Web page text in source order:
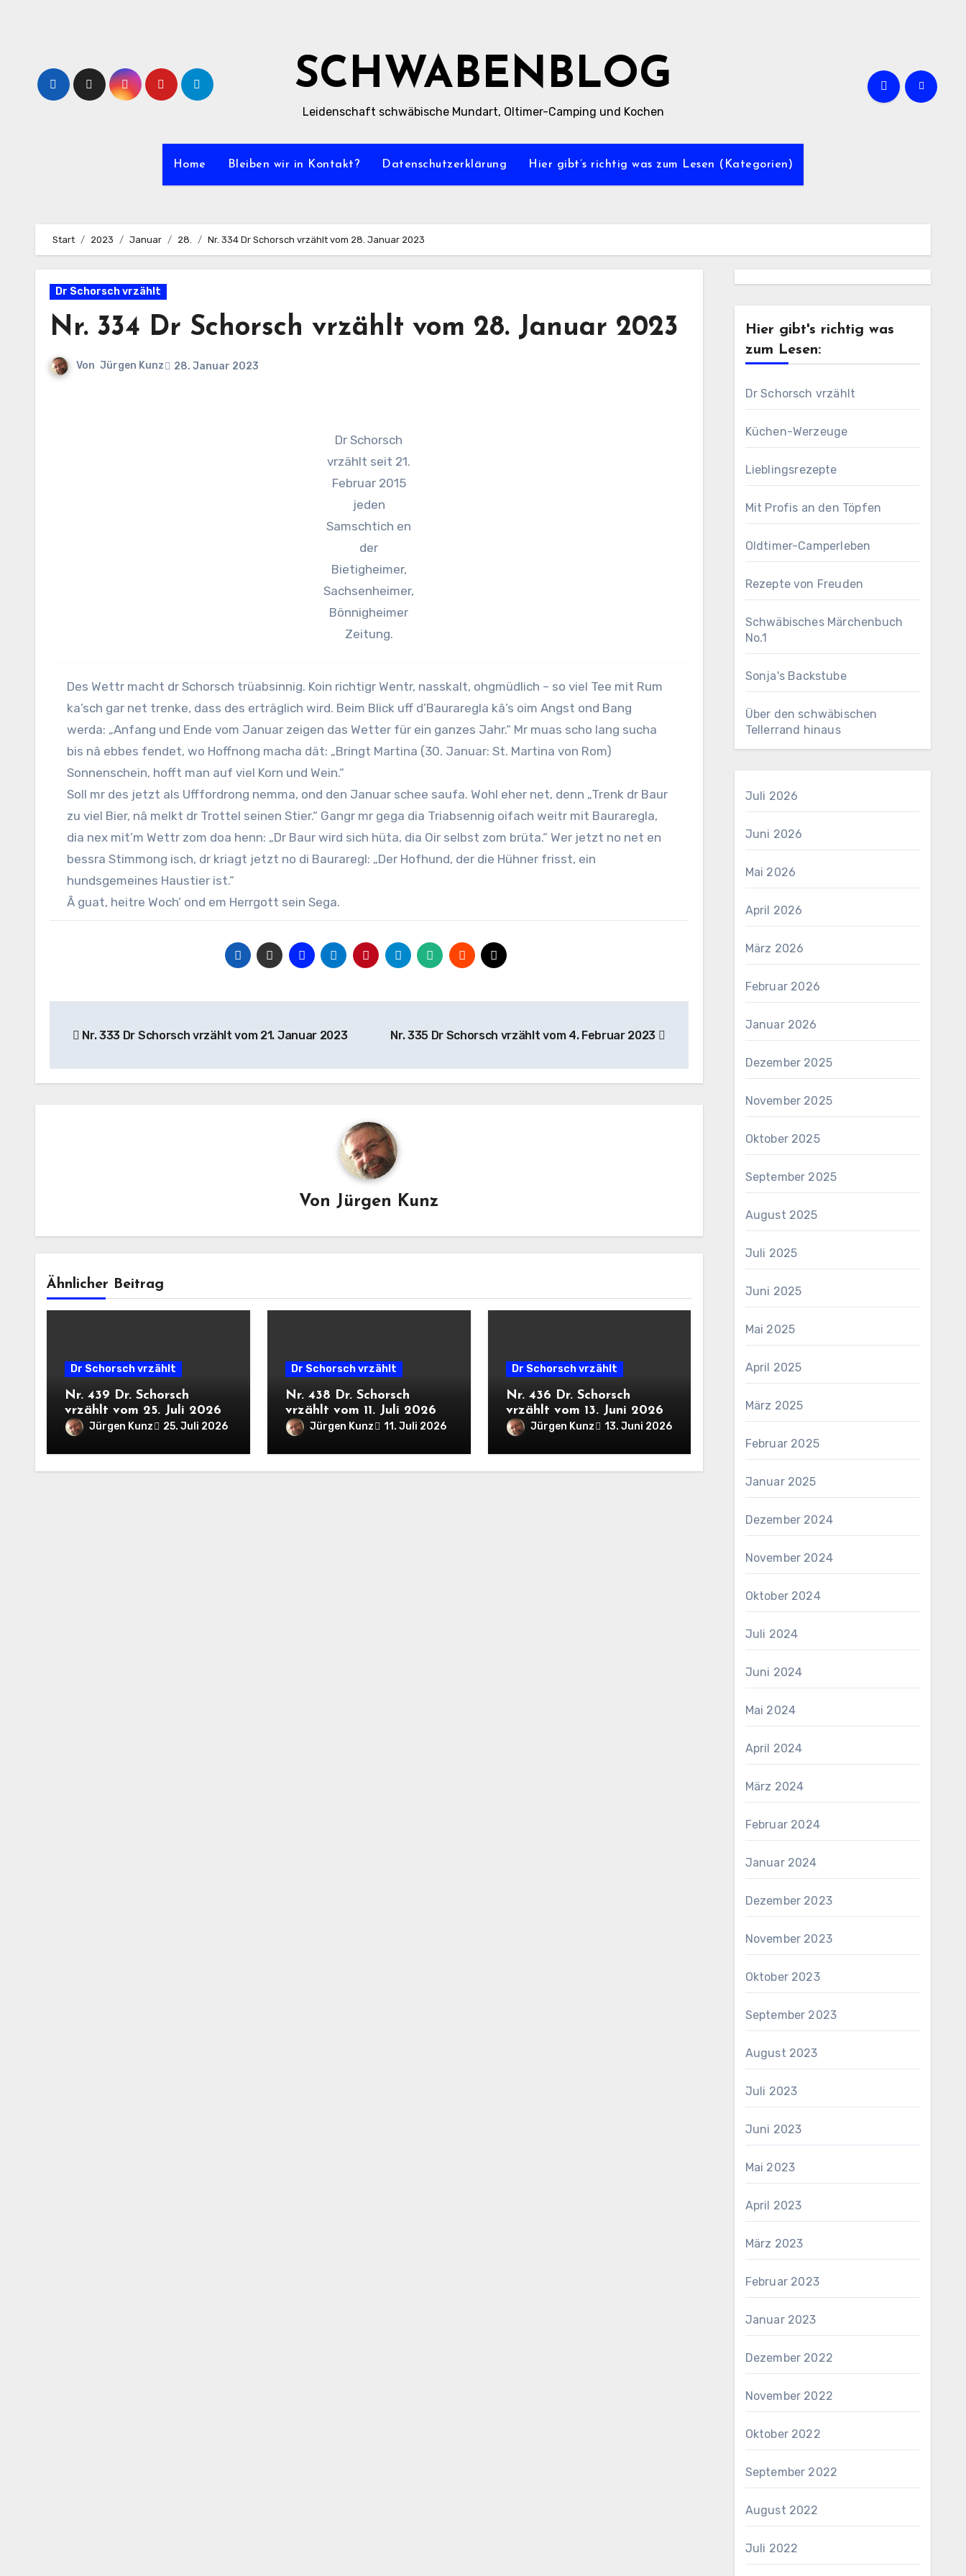
SCHWABENBLOG
Leidenschaft schwäbische Mundart, Oltimer-Camping und Kochen
Home Bleiben wir in Kontakt? Datenschutzerklärung Hier gibt’s richtig was zum Lesen (Kategorien)
Start 2023 Januar 28. Nr. 334 Dr Schorsch vrzählt vom 28. Januar 2023
Dr Schorsch vrzählt
Nr. 334 Dr Schorsch vrzählt vom 28. Januar 2023
Von Jürgen Kunz 28. Januar 2023
Dr Schorsch
vrzählt seit 21.
Februar 2015
jeden
Samschtich en
der
Bietigheimer,
Sachsenheimer,
Bönnigheimer
Zeitung.
Des Wettr macht dr Schorsch trüabsinnig. Koin richtigr Wentr, nasskalt, ohgmüdlich – so viel Tee mit Rum
ka’sch gar net trenke, dass des erträglich wird. Beim Blick uff d’Bauraregla kâ’s oim Angst ond Bang
werda: „Anfang und Ende vom Januar zeigen das Wetter für ein ganzes Jahr.“ Mr muas scho lang sucha
bis nâ ebbes fendet, wo Hoffnong macha dät: „Bringt Martina (30. Januar: St. Martina von Rom)
Sonnenschein, hofft man auf viel Korn und Wein.“
Soll mr des jetzt als Ufffordrong nemma, ond den Januar schee saufa. Wohl eher net, denn „Trenk dr Baur
zu viel Bier, nâ melkt dr Trottel seinen Stier.“ Gangr mr gega dia Triabsennig oifach weitr mit Bauraregla,
dia nex mit’m Wettr zom doa henn: „Dr Baur wird sich hüta, dia Oir selbst zom brüta.“ Wer jetzt no net en
bessra Stimmong isch, dr kriagt jetzt no di Bauraregl: „Der Hofhund, der die Hühner frisst, ein
hundsgemeines Haustier ist.“
Â guat, heitre Woch’ ond em Herrgott sein Sega.
Nr. 333 Dr Schorsch vrzählt vom 21. Januar 2023 Nr. 335 Dr Schorsch vrzählt vom 4. Februar 2023
Von Jürgen Kunz
Ähnlicher Beitrag
Dr Schorsch vrzählt
Nr. 439 Dr. Schorsch
vrzählt vom 25. Juli 2026
Jürgen Kunz 25. Juli 2026
Dr Schorsch vrzählt
Nr. 438 Dr. Schorsch
vrzählt vom 11. Juli 2026
Jürgen Kunz 11. Juli 2026
Dr Schorsch vrzählt
Nr. 436 Dr. Schorsch
vrzählt vom 13. Juni 2026
Jürgen Kunz 13. Juni 2026
Hier gibt's richtig was
zum Lesen:
Dr Schorsch vrzählt
Küchen-Werzeuge
Lieblingsrezepte
Mit Profis an den Töpfen
Oldtimer-Camperleben
Rezepte von Freuden
Schwäbisches Märchenbuch
No.1
Sonja's Backstube
Über den schwäbischen
Tellerrand hinaus
Juli 2026
Juni 2026
Mai 2026
April 2026
März 2026
Februar 2026
Januar 2026
Dezember 2025
November 2025
Oktober 2025
September 2025
August 2025
Juli 2025
Juni 2025
Mai 2025
April 2025
März 2025
Februar 2025
Januar 2025
Dezember 2024
November 2024
Oktober 2024
Juli 2024
Juni 2024
Mai 2024
April 2024
März 2024
Februar 2024
Januar 2024
Dezember 2023
November 2023
Oktober 2023
September 2023
August 2023
Juli 2023
Juni 2023
Mai 2023
April 2023
März 2023
Februar 2023
Januar 2023
Dezember 2022
November 2022
Oktober 2022
September 2022
August 2022
Juli 2022